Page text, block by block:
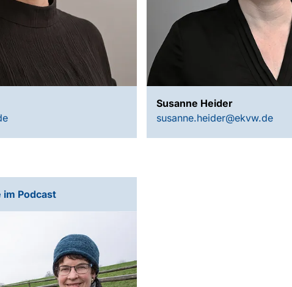
Susanne Heider
susanne.heider@ekvw.de
Podcast